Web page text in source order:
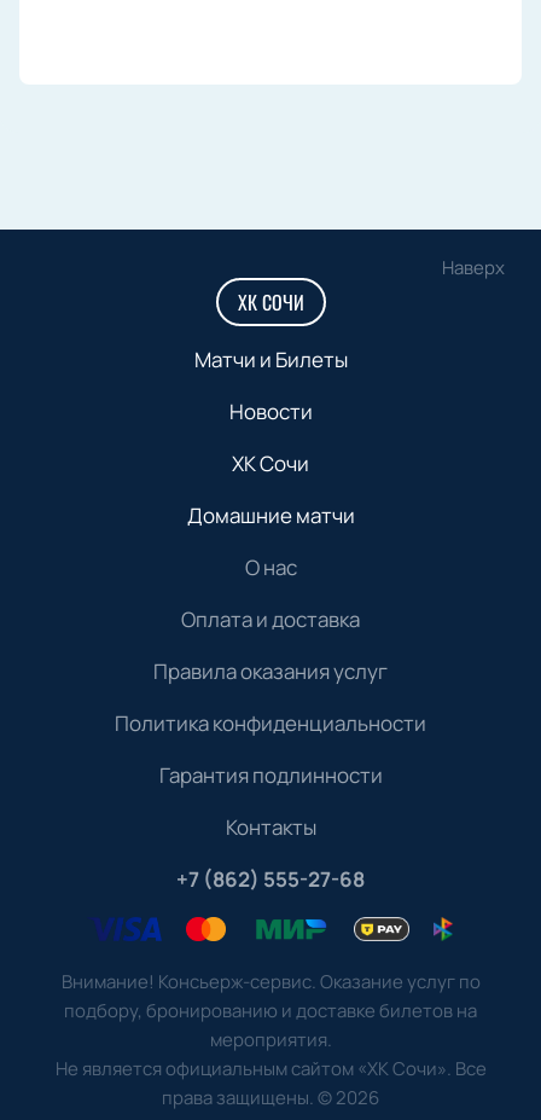
Наверх
ХК СОЧИ
Матчи и Билеты
Новости
ХК Сочи
Домашние матчи
О нас
Оплата и доставка
Правила оказания услуг
Политика конфиденциальности
Гарантия подлинности
Контакты
+7 (862) 555-27-68
Внимание! Консьерж-сервис. Оказание услуг по
подбору, бронированию и доставке билетов на
мероприятия.
Не является официальным сайтом «ХК Сочи». Все
права защищены.©2026